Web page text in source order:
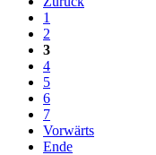
1
2
3
4
5
6
7
Vorwärts
Ende